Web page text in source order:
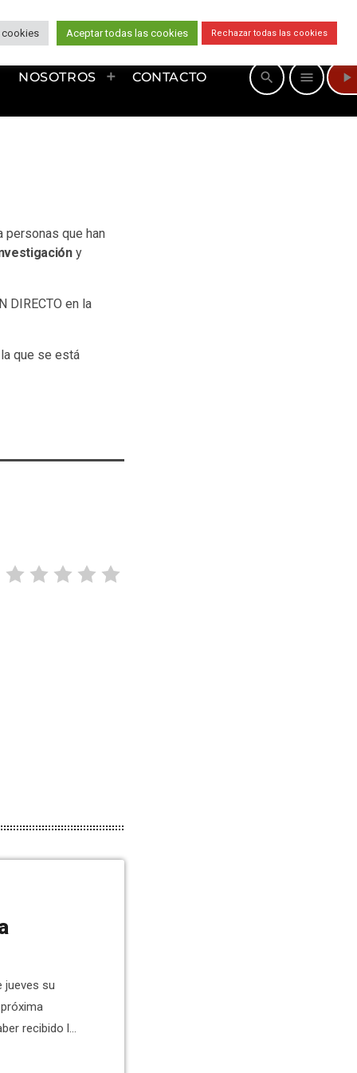
NOSOTROS CONTACTO search menu play_arrow
personas que han
y
DIRECTO en la
que se está
jueves su
recibido la
cookies Aceptar todas las cookies Rechazar todas las cookies